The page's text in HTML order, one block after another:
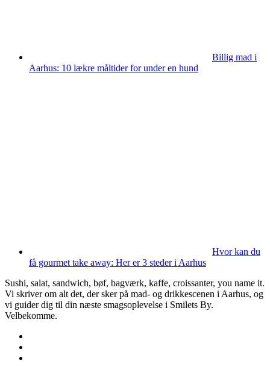
Billig mad i
Aarhus: 10 lækre måltider for under en hund
Hvor kan du
få gourmet take away: Her er 3 steder i Aarhus
Sushi, salat, sandwich, bøf, bagværk, kaffe, croissanter, you name it.
Vi skriver om alt det, der sker på mad- og drikkescenen i Aarhus, og
vi guider dig til din næste smagsoplevelse i Smilets By.
Velbekomme.